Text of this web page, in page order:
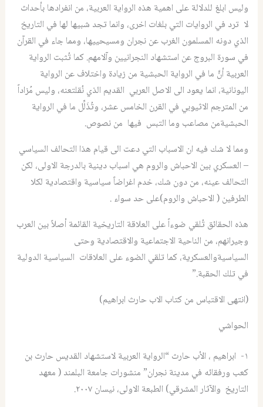
وليس ابلغ للدلالة على اهمية هذه الرواية العربية، من انفرادها بأحداث
لا ترد في الروايات التي بلغات اخرى، وانما تجد شبيها لها في التاريخ
الذي دونه المسلمون الغرب عن نجران ومسيحييها، ومما جاء في القرآن
في سورة البروج عن استشهاد النجرانيين وآلامهم. كما تُثبت الرواية
العربية أنَّ ما في الرواية الحبشية من زيادة واختلاف عن الرواية
اليونانية، انما يعود الى الاصل العربي القديم الذي نُقلتعنه، وليس مُزاداً
من المترجم الاثيوبي في القرن الخامس عشر، وتُذَلِّل ما في الرواية
الحبشيةمن مصاعب وما التبس فيها من نصوص.
ومما لا شك فيه ان الاسباب التي دعت الى قيام هذا التحالف السياسي
– العسكري بين الاحباش والروم هي اسباب دينية بالدرجة الاولى، لكن
التحالف عينه، من دون شك، خدم اغراضاً سياسية واقتصادية لكلا
الطرفين ( الاحباش والروم)على حد سواء .
هذه الحقائق تُلقي ضوءاً على العلاقة التاريخية القائمة أصلاً بين العرب
وجيرانهم، من الناحية الاجتماعية والاقتصادية وحتى
السياسيةوالعسكرية، كما تلقي الضوء على العلاقات السياسية الدولية
في تلك الحقبة.”
(انتهى الاقتباس من كتاب الاب حارث ابراهيم)
الحواشي
١- ابراهيم ، الأب حارث “الرواية العربية لاستشهاد القديس حارث بن
كعب ورفقائه في مدينة نجران” منشورات جامعة البلمند ( معهد
التاريخ والآثار المشرقي) الطبعة الاولى، نيسان ٢٠٠٧.